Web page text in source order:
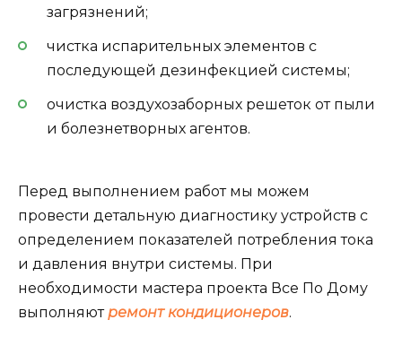
загрязнений;
чистка испарительных элементов с
последующей дезинфекцией системы;
очистка воздухозаборных решеток от пыли
и болезнетворных агентов.
Перед выполнением работ мы можем
провести детальную диагностику устройств с
определением показателей потребления тока
и давления внутри системы. При
необходимости мастера проекта Все По Дому
выполняютремонт кондиционеров.